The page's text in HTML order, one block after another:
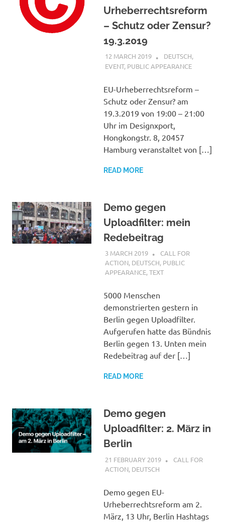
Urheberrechtsreform
– Schutz oder Zensur?
19.3.2019
12 MARCH 2019 VGRASS
DEUTSCH,
EVENT, PUBLIC APPEARANCE
EU-Urheberrechtsreform –
Schutz oder Zensur? am
19.3.2019 von 19:00 – 21:00
Uhr im Designxport,
Hongkongstr. 8, 20457
Hamburg veranstaltet von […]
READ MORE
Demo gegen
Uploadfilter: mein
Redebeitrag
3 MARCH 2019 VGRASS
CALL FOR
ACTION, DEUTSCH, PUBLIC
APPEARANCE,TEXT
5000 Menschen
demonstrierten gestern in
Berlin gegen Uploadfilter.
Aufgerufen hatte das Bündnis
Berlin gegen 13. Unten mein
Redebeitrag auf der […]
READ MORE
Demo gegen
Uploadfilter: 2. März in
Berlin
21 FEBRUARY 2019 VGRASS
CALL FOR
ACTION, DEUTSCH
Demo gegen EU-
Urheberrechtsreform am 2.
März, 13 Uhr, Berlin Hashtags